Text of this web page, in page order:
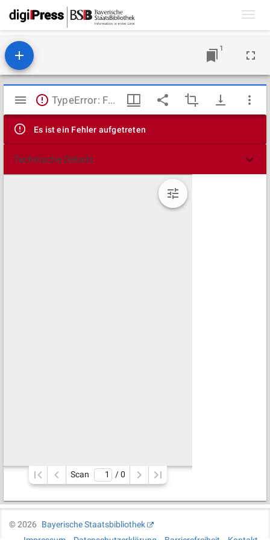
1
Mirador
Viewer
TypeError: Failed to fetch
Es ist ein Fehler aufgetreten
Technische Details
Scan / 0
©2026
Bayerische Staatsbibliothek